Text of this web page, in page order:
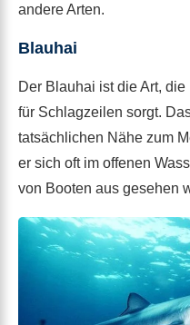
andere Arten.
Blauhai
Der Blauhai ist die Art,
für Schlagzeilen sorgt.
tatsächlichen Nähe zum
er sich oft im offenen
von Booten aus gesehen